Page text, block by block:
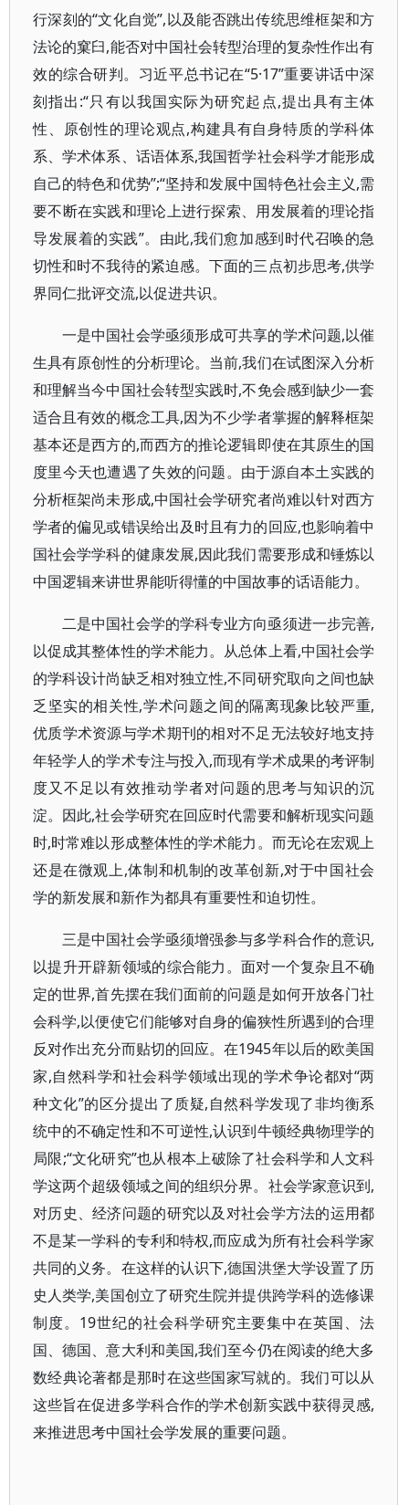
行深刻的“文化自觉”,以及能否跳出传统思维框架和方
法论的窠臼,能否对中国社会转型治理的复杂性作出有
效的综合研判。习近平总书记在“5·17”重要讲话中深
刻指出:“只有以我国实际为研究起点,提出具有主体
性、原创性的理论观点,构建具有自身特质的学科体
系、学术体系、话语体系,我国哲学社会科学才能形成
自己的特色和优势”;“坚持和发展中国特色社会主义,需
要不断在实践和理论上进行探索、用发展着的理论指
导发展着的实践”。由此,我们愈加感到时代召唤的急
切性和时不我待的紧迫感。下面的三点初步思考,供学
界同仁批评交流,以促进共识。
一是中国社会学亟须形成可共享的学术问题,以催
生具有原创性的分析理论。当前,我们在试图深入分析
和理解当今中国社会转型实践时,不免会感到缺少一套
适合且有效的概念工具,因为不少学者掌握的解释框架
基本还是西方的,而西方的推论逻辑即使在其原生的国
度里今天也遭遇了失效的问题。由于源自本土实践的
分析框架尚未形成,中国社会学研究者尚难以针对西方
学者的偏见或错误给出及时且有力的回应,也影响着中
国社会学学科的健康发展,因此我们需要形成和锤炼以
中国逻辑来讲世界能听得懂的中国故事的话语能力。
二是中国社会学的学科专业方向亟须进一步完善,
以促成其整体性的学术能力。从总体上看,中国社会学
的学科设计尚缺乏相对独立性,不同研究取向之间也缺
乏坚实的相关性,学术问题之间的隔离现象比较严重,
优质学术资源与学术期刊的相对不足无法较好地支持
年轻学人的学术专注与投入,而现有学术成果的考评制
度又不足以有效推动学者对问题的思考与知识的沉
淀。因此,社会学研究在回应时代需要和解析现实问题
时,时常难以形成整体性的学术能力。而无论在宏观上
还是在微观上,体制和机制的改革创新,对于中国社会
学的新发展和新作为都具有重要性和迫切性。
三是中国社会学亟须增强参与多学科合作的意识,
以提升开辟新领域的综合能力。面对一个复杂且不确
定的世界,首先摆在我们面前的问题是如何开放各门社
会科学,以便使它们能够对自身的偏狭性所遇到的合理
反对作出充分而贴切的回应。在1945年以后的欧美国
家,自然科学和社会科学领域出现的学术争论都对“两
种文化”的区分提出了质疑,自然科学发现了非均衡系
统中的不确定性和不可逆性,认识到牛顿经典物理学的
局限;“文化研究”也从根本上破除了社会科学和人文科
学这两个超级领域之间的组织分界。社会学家意识到,
对历史、经济问题的研究以及对社会学方法的运用都
不是某一学科的专利和特权,而应成为所有社会科学家
共同的义务。在这样的认识下,德国洪堡大学设置了历
史人类学,美国创立了研究生院并提供跨学科的选修课
制度。19世纪的社会科学研究主要集中在英国、法
国、德国、意大利和美国,我们至今仍在阅读的绝大多
数经典论著都是那时在这些国家写就的。我们可以从
这些旨在促进多学科合作的学术创新实践中获得灵感,
来推进思考中国社会学发展的重要问题。